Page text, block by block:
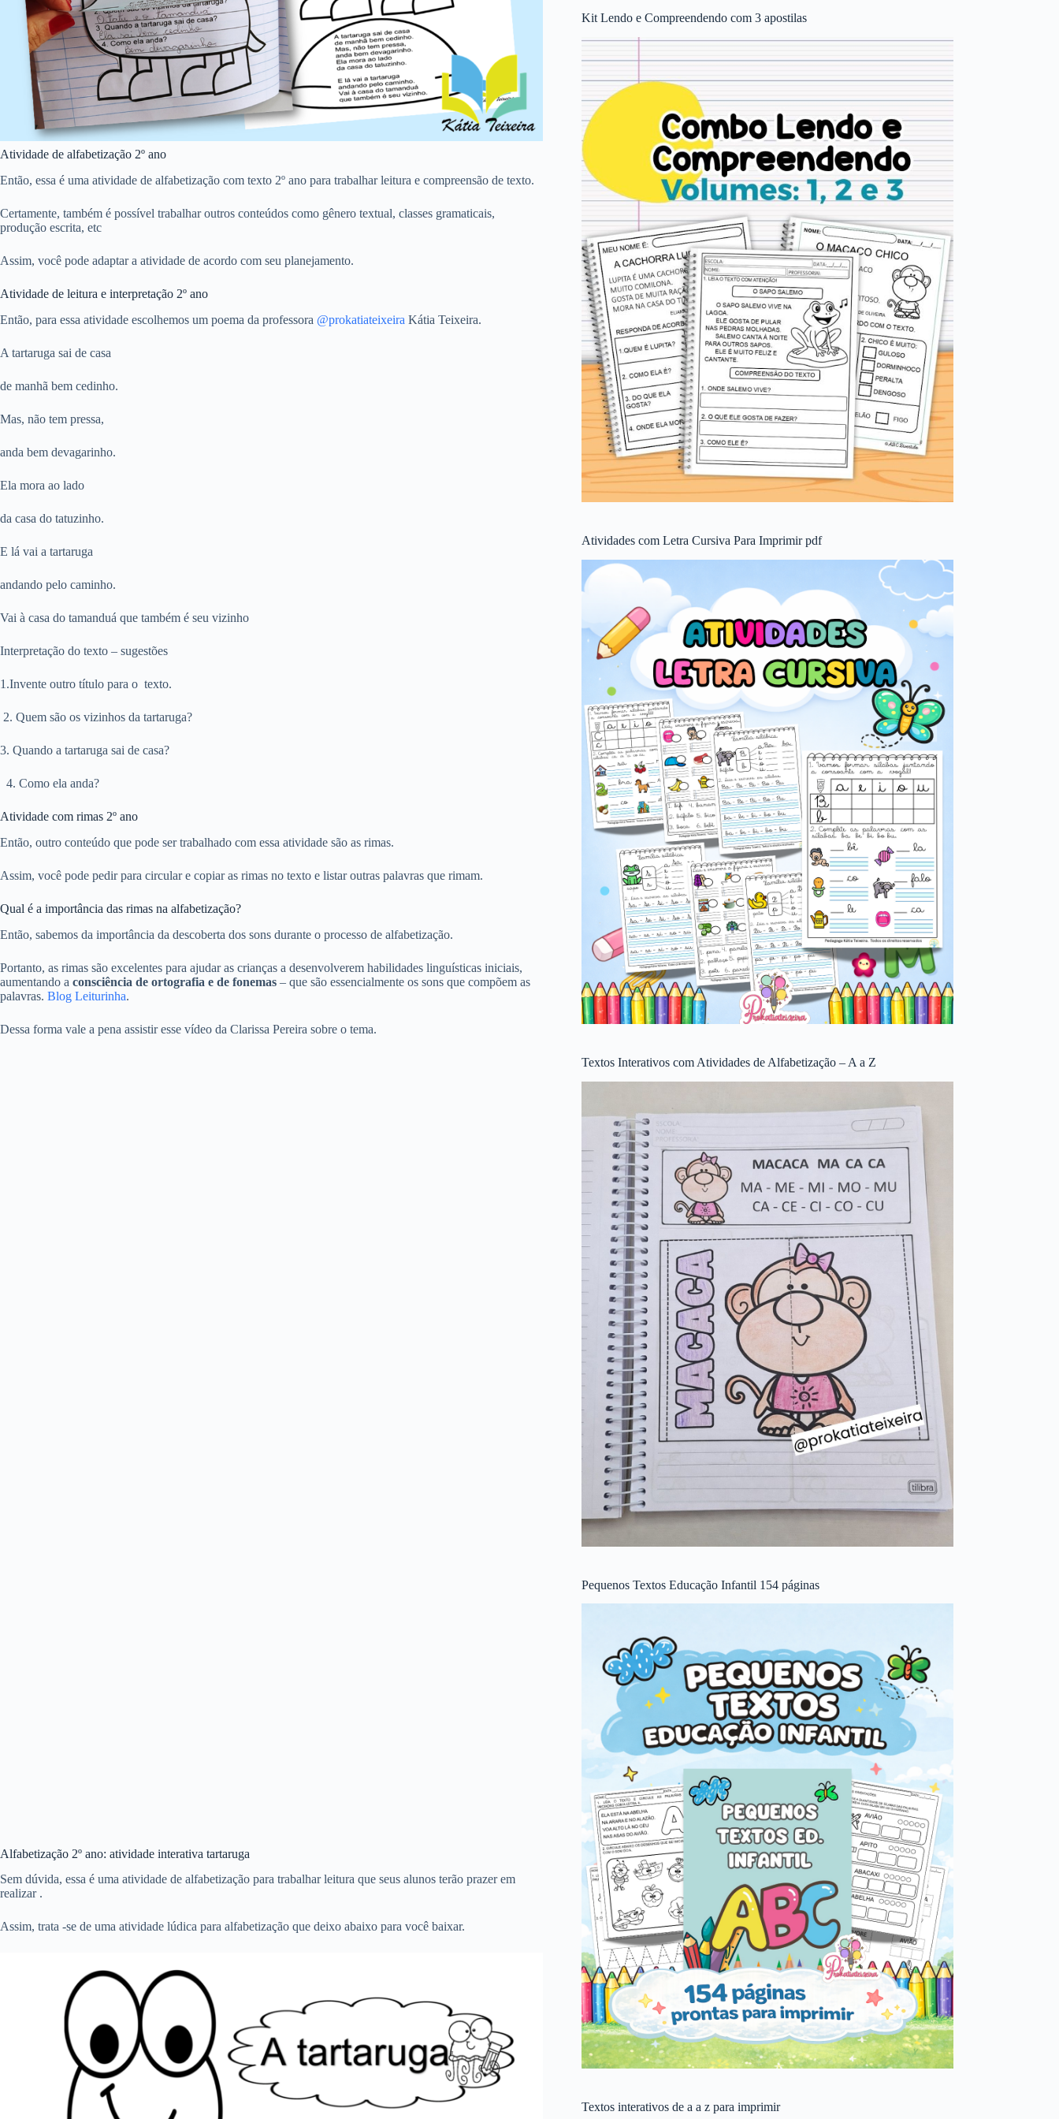
Atividade de alfabetização 2º ano
Então, essa é uma atividade de alfabetização com texto 2º ano para trabalhar leitura e compreensão de texto.
Certamente, também é possível trabalhar outros conteúdos como gênero textual, classes gramaticais,
produção escrita, etc
Assim, você pode adaptar a atividade de acordo com seu planejamento.
Atividade de leitura e interpretação 2º ano
Então, para essa atividade escolhemos um poema da professora @prokatiateixeira Kátia Teixeira.
A tartaruga sai de casa
de manhã bem cedinho.
Mas, não tem pressa,
anda bem devagarinho.
Ela mora ao lado
da casa do tatuzinho.
E lá vai a tartaruga
andando pelo caminho.
Vai à casa do tamanduá que também é seu vizinho
Interpretação do texto – sugestões
1.Invente outro título para o texto.
2. Quem são os vizinhos da tartaruga?
3. Quando a tartaruga sai de casa?
4. Como ela anda?
Atividade com rimas 2º ano
Então, outro conteúdo que pode ser trabalhado com essa atividade são as rimas.
Assim, você pode pedir para circular e copiar as rimas no texto e listar outras palavras que rimam.
Qual é a importância das rimas na alfabetização?
Então, sabemos da importância da descoberta dos sons durante o processo de alfabetização.
Portanto, as rimas são excelentes para ajudar as crianças a desenvolverem habilidades linguísticas iniciais,
aumentando a consciência de ortografia e de fonemas – que são essencialmente os sons que compõem as
palavras. Blog Leiturinha.
Dessa forma vale a pena assistir esse vídeo da Clarissa Pereira sobre o tema.
Alfabetização 2º ano: atividade interativa tartaruga
Sem dúvida, essa é uma atividade de alfabetização para trabalhar leitura que seus alunos terão prazer em
realizar .
Assim, trata -se de uma atividade lúdica para alfabetização que deixo abaixo para você baixar.
Kit Lendo e Compreendendo com 3 apostilas
Atividades com Letra Cursiva Para Imprimir pdf
Textos Interativos com Atividades de Alfabetização – A a Z
Pequenos Textos Educação Infantil 154 páginas
Textos interativos de a a z para imprimir